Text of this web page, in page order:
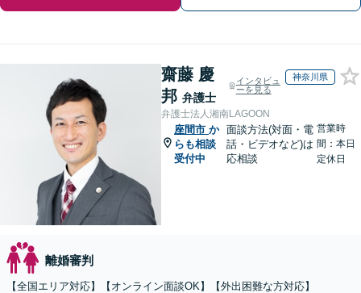
齋藤 慶
邦 弁護士
インタビュ
ーを見る
神奈川県
弁護士法人湘南LAGOON
座間市 か
らも相談
受付中
面談方法(対面・電
話・ビデオなど)は
応相談
営業時
間：本日
定休日
離婚審判
【全国エリア対応】【オンライン面談OK】【外出困難な方対応】